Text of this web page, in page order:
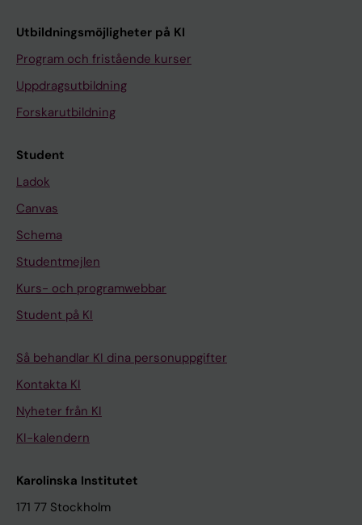
Utbildningsmöjligheter på KI
Program och fristående kurser
Uppdragsutbildning
Forskarutbildning
Student
Ladok
Canvas
Schema
Studentmejlen
Kurs- och programwebbar
Student på KI
Så behandlar KI dina personuppgifter
Kontakta KI
Nyheter från KI
KI-kalendern
Karolinska Institutet
171 77 Stockholm